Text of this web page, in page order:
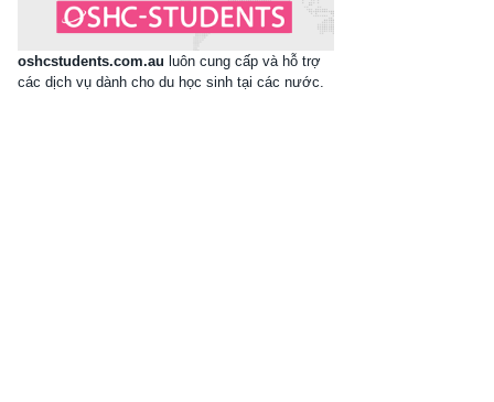
oshcstudents.com.au luôn cung cấp và hỗ trợ
các dịch vụ dành cho du học sinh tại các nước.